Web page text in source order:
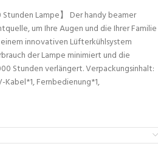
Lampe】 Der handy beamer
um Ihre Augen und die Ihrer Familie
innovativen Lüfterkühlsystem
der Lampe minimiert und die
Stunden verlängert. Verpackungsinhalt:
Kabel*1, Fernbedienung*1,